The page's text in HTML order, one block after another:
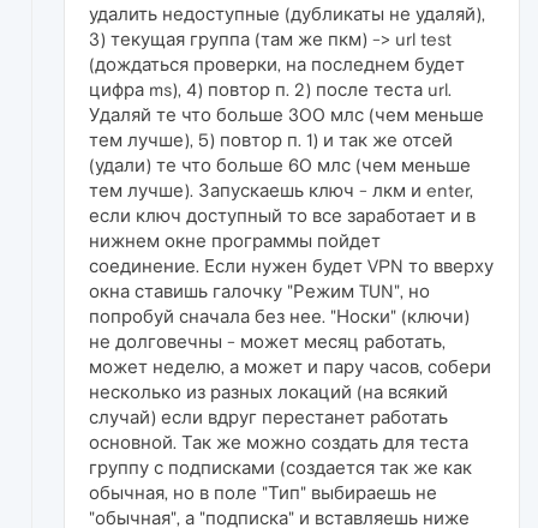
удалить недоступные (дубликаты не удаляй),
3) текущая группа (там же пкм) -> url test
(дождаться проверки, на последнем будет
цифра ms), 4) повтор п. 2) после теста url.
Удаляй те что больше 300 млс (чем меньше
тем лучше), 5) повтор п. 1) и так же отсей
(удали) те что больше 60 млс (чем меньше
тем лучше). Запускаешь ключ - лкм и enter,
если ключ доступный то все заработает и в
нижнем окне программы пойдет
соединение. Если нужен будет VPN то вверху
окна ставишь галочку "Режим TUN", но
попробуй сначала без нее. "Носки" (ключи)
не долговечны - может месяц работать,
может неделю, а может и пару часов, собери
несколько из разных локаций (на всякий
случай) если вдруг перестанет работать
основной. Так же можно создать для теста
группу с подписками (создается так же как
обычная, но в поле "Тип" выбираешь не
"обычная", а "подписка" и вставляешь ниже